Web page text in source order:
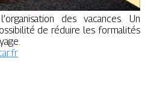
des vacances. Un
de réduire les formalités